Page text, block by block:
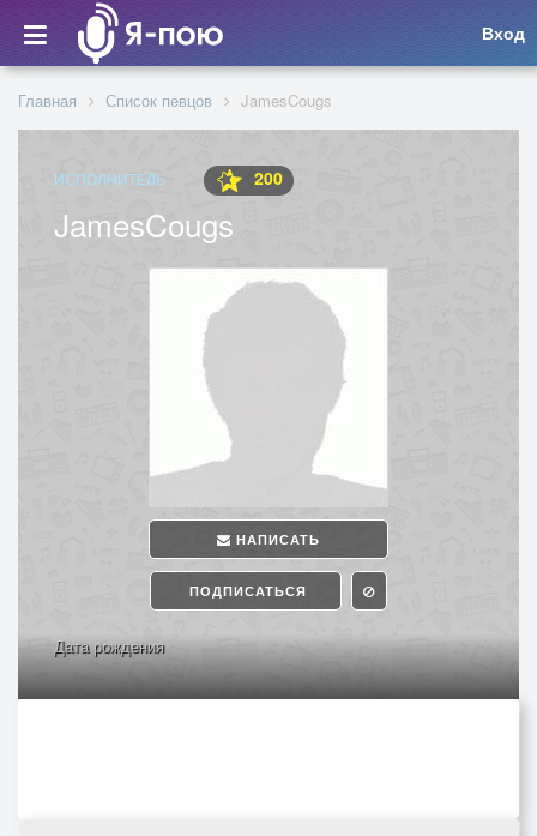
Вход
Главная Список певцов JamesCougs
ИСПОЛНИТЕЛЬ 200
JamesCougs
НАПИСАТЬ
ПОДПИСАТЬСЯ
Дата рождения